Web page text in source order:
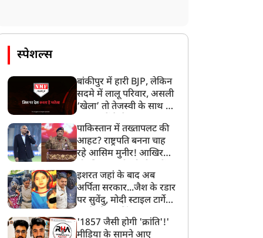
स्पेशल्स
बांकीपुर में हारी BJP, लेकिन
सदमे में लालू परिवार, असली
‘खेला’ तो तेजस्वी के साथ हो
पाकिस्तान में तख्तापलट की
आहट? राष्ट्रपति बनना चाह
रहे आसिम मुनीर! आखिर
बनाया मोहरा?
इशरत जहां के बाद अब
अर्पिता सरकार...जैश के रडार
पर सुवेंदु, मोदी स्टाइल टार्गेट
बड़ा एक्शन!
'1857 जैसी होगी 'क्रांति'!'
मीडिया के सामने आए